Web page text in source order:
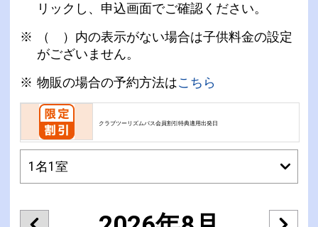
リックし、申込画面でご確認ください。
（ ）内の表示がない場合は子供料金の設定
がございません。
物販の場合の予約方法はこちら
クラブツーリズムパス会員割引特典適用出発日